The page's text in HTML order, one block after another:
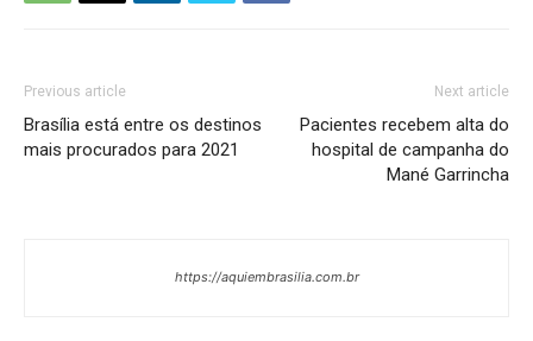
Previous article
Brasília está entre os destinos
mais procurados para 2021
Next article
Pacientes recebem alta do
hospital de campanha do
Mané Garrincha
https://aquiembrasilia.com.br